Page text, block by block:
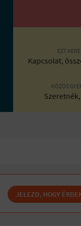
EZT
Kapcsolat,
KÖZÖS
JELEZD, HOGY